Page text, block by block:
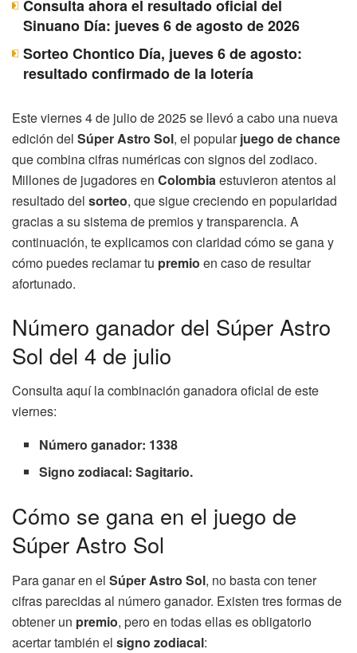
Consulta ahora el resultado oficial del
Sinuano Día: jueves 6 de agosto de 2026
Sorteo Chontico Día, jueves 6 de agosto:
resultado confirmado de la lotería
Este viernes 4 de julio de 2025 se llevó a cabo una nueva
edición del Súper Astro Sol, el popularjuego de chance
que combina cifras numéricas con signos del zodiaco.
Millones de jugadores en Colombiaestuvieron atentos al
resultado del sorteo, que sigue creciendo en popularidad
gracias a su sistema de premios y transparencia. A
continuación, te explicamos con claridad cómo se gana y
cómo puedes reclamar tu premio en caso de resultar
afortunado.
Número ganador del Súper Astro
Sol del 4 de julio
Consulta aquí la combinación ganadora oficial de este
viernes:
Número ganador: 1338
Signo zodiacal: Sagitario.
Cómo se gana en el juego de
Súper Astro Sol
Para ganar en el Súper Astro Sol, no basta con tener
cifras parecidas al número ganador. Existen tres formas de
obtener un premio, pero en todas ellas es obligatorio
acertar también el signo zodiacal: